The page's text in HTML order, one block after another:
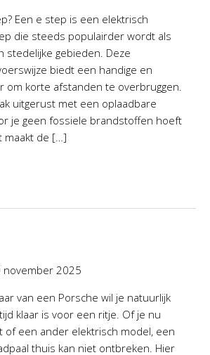
Een e step is een elektrisch
die steeds populairder wordt als
stedelijke gebieden. Deze
biedt een handige en
om korte afstanden te overbruggen.
uitgerust met een oplaadbare
je geen fossiele brandstoffen hoeft
maakt de […]
november 2025
van een Porsche wil je natuurlijk
klaar is voor een ritje. Of je nu
of een ander elektrisch model, een
thuis kan niet ontbreken. Hier